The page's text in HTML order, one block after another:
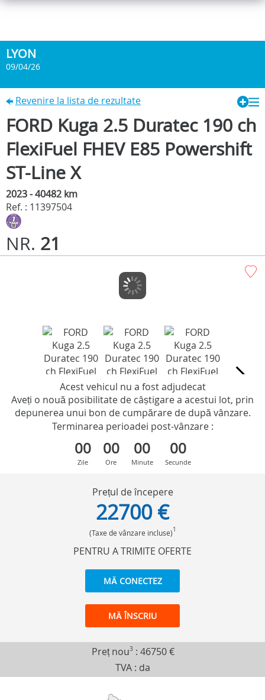
LYON
09/04/26
Revenire la lista de rezultate
FORD Kuga 2.5 Duratec 190 ch
FlexiFuel FHEV E85 Powershift
ST-Line X
2023 - 40482 km
Ref. : 11397504
NR. 21
Acest vehicul nu a fost adjudecat
Aveți o nouă posibilitate de câștigare a acestui lot, prin
depunerea unui bon de cumpărare de după vânzare.
Terminarea perioadei post-vânzare :
00
Zile
00
Ore
00
Minute
00
Secunde
Prețul de începere
22700 €
(Taxe de vânzare incluse)1
PENTRU A TRIMITE OFERTE
MĂ CONECTEZ
MĂ ÎNSCRIU
Preț nou3 :46750 €
TVA : da